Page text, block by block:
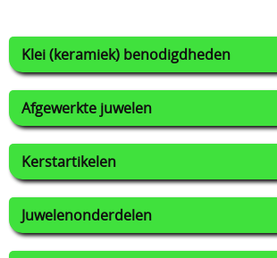
Klei (keramiek) benodigdheden
Afgewerkte juwelen
Kerstartikelen
Juwelenonderdelen